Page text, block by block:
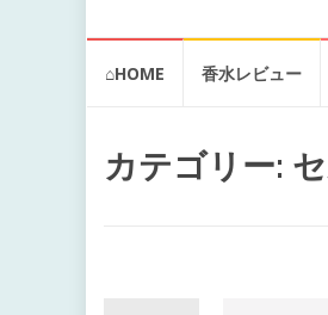
⌂HOME 香水レビュー
カテゴリー: